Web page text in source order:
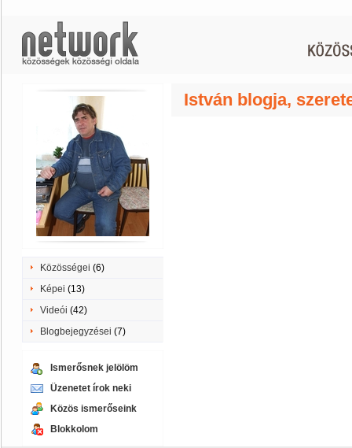
Közösségei (6)
Képei (13)
Videói (42)
Blogbejegyzései (7)
Ismerősnek jelölöm
Üzenetet írok neki
Közös ismerőseink
Blokkolom
István blogja,